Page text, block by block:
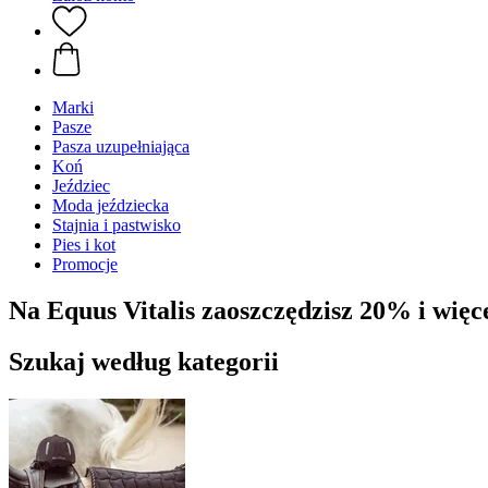
Marki
Pasze
Pasza uzupełniająca
Koń
Jeździec
Moda jeździecka
Stajnia i pastwisko
Pies i kot
Promocje
Na Equus Vitalis zaoszczędzisz 20% i
Szukaj według kategorii